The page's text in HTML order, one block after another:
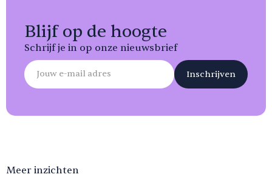
Blijf op de hoogte
Schrijf je in op onze nieuwsbrief
Meer inzichten